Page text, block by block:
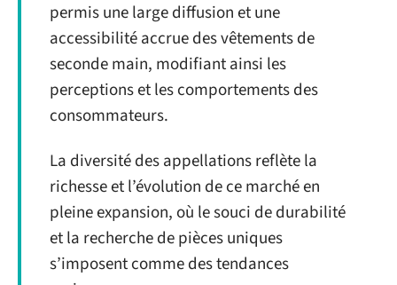
permis une large diffusion et une
accessibilité accrue des vêtements de
seconde main, modifiant ainsi les
perceptions et les comportements des
consommateurs.
La diversité des appellations reflète la
richesse et l’évolution de ce marché en
pleine expansion, où le souci de durabilité
et la recherche de pièces uniques
s’imposent comme des tendances